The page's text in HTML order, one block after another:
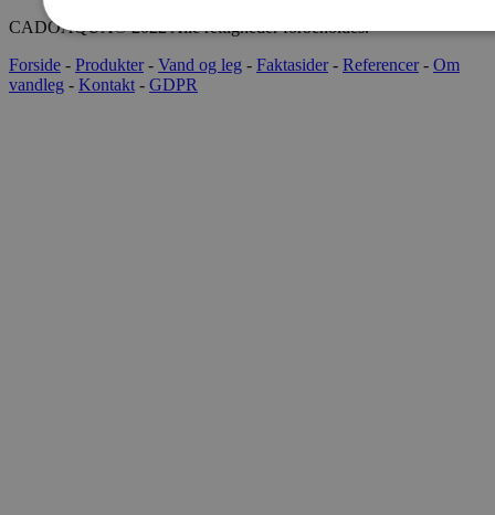
CADOAQUA® 2022 Alle rettigheder forbeholdes.
Forside - Produkter- Vand og leg - Faktasider- Referencer- Om
vandleg - Kontakt - GDPR